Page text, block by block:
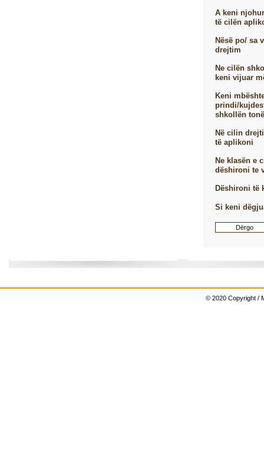
A keni
të cilën
Nësë po/ sa
drejtim
Ne cilën
keni vijuar
Keni
prindi/
shkollën tonë
Në cilin
të aplikoni
Ne klasën e
dëshironi te
Dëshironi të
Si keni
© 2020 Copyright /